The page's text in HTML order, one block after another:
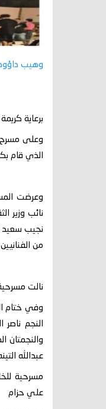
وهيب
برعاية
وعلى مسرح
الذي قام
نائب وزير
نجيب سعيد
من
نالت
وفي ختام
النجم
والنجمتان
عبدالله
مسرحية
علي حزام